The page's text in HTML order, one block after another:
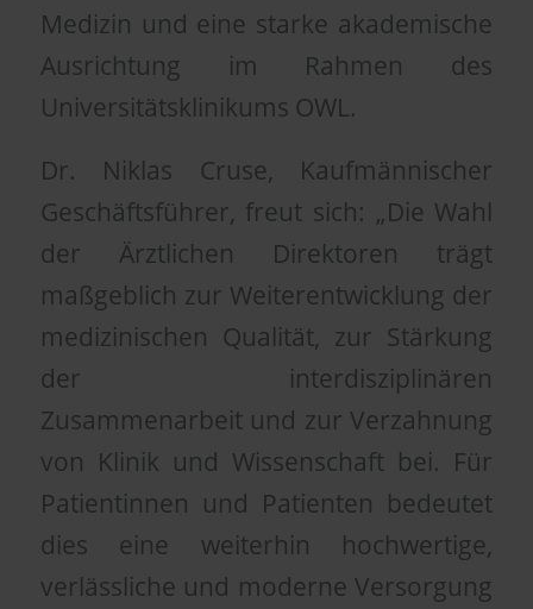
Medizin und eine starke akademische
Ausrichtung im Rahmen des
Universitätsklinikums OWL.
Dr. Niklas Cruse, Kaufmännischer
Geschäftsführer, freut sich: „Die Wahl
der Ärztlichen Direktoren trägt
maßgeblich zur Weiterentwicklung der
medizinischen Qualität, zur Stärkung
der interdisziplinären
Zusammenarbeit und zur Verzahnung
von Klinik und Wissenschaft bei. Für
Patientinnen und Patienten bedeutet
dies eine weiterhin hochwertige,
verlässliche und moderne Versorgung